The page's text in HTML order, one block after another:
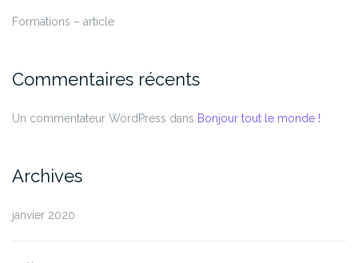
Formations – article
Commentaires récents
Un commentateur WordPress dans Bonjour tout le monde !
Archives
janvier 2020